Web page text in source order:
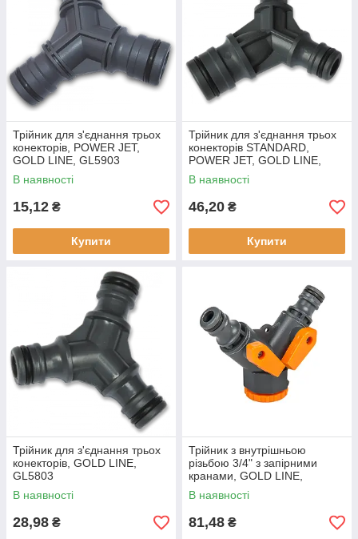
Трійник для з'єднання трьох
конекторів, POWER JET,
GOLD LINE, GL5903
В наявності
15,12 ₴
Купити
Трійник для з'єднання трьох
конекторів STANDARD,
POWER JET, GOLD LINE,
GL5603
В наявності
46,20 ₴
Купити
Трійник для з'єднання трьох
конекторів, GOLD LINE,
GL5803
В наявності
28,98 ₴
Трійник з внутрішньою
різьбою 3/4" з запірними
кранами, GOLD LINE,
GL5002B
В наявності
81,48 ₴